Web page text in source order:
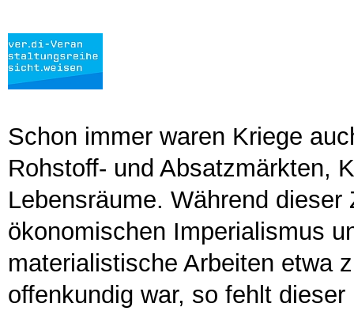
Schon immer waren Kriege
Rohstoff- und Absatzmärkten,
Lebensräume. Während
ökonomischen Imperialismus
materialistische Arbeiten etwa
offenkundig war, so fehlt